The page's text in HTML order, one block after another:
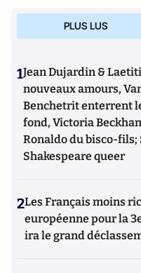
PLUS LUS
1Jean Dujardin &
nouveaux amours,
Benchetrit enterrent
fond, Victoria
Ronaldo du bisco-fils;
Shakespeare queer
2Les Français moins
européenne pour la
ira le grand